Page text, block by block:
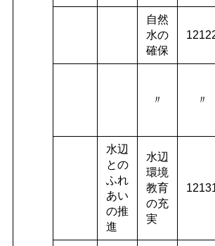
自然
水の
確保
〃 〃
水辺
との
ふれ
あい
の推
進
水辺
環境
教育
の充
実